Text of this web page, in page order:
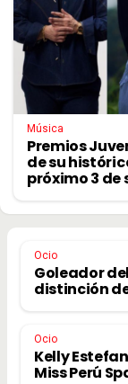
Música
Premios
de su
próximo 3 de
Ocio
Goleador
distinción
Ocio
Kelly
Miss Perú